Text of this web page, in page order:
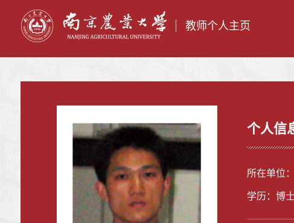
教师个人主页
个人信
所在单位
学历：博